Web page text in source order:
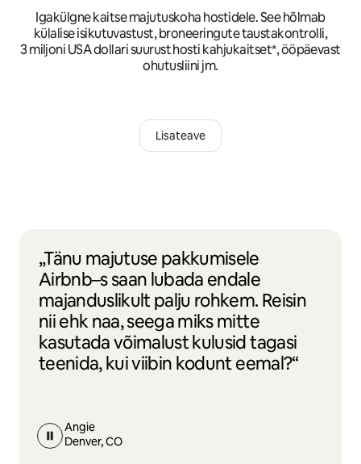
Igakülgne kaitse majutuskoha hostidele. See hõlmab
külalise isikutuvastust, broneeringute taustakontrolli,
3 miljoni USA dollari suurust hosti kahjukaitset*, ööpäevast
ohutusliini jm.
Lisateave
„Tänu majutuse pakkumisele
Airbnb–s saan lubada endale
majanduslikult palju rohkem. Reisin
nii ehk naa, seega miks mitte
kasutada võimalust kulusid tagasi
teenida, kui viibin kodunt eemal?“
Angie
Denver, CO